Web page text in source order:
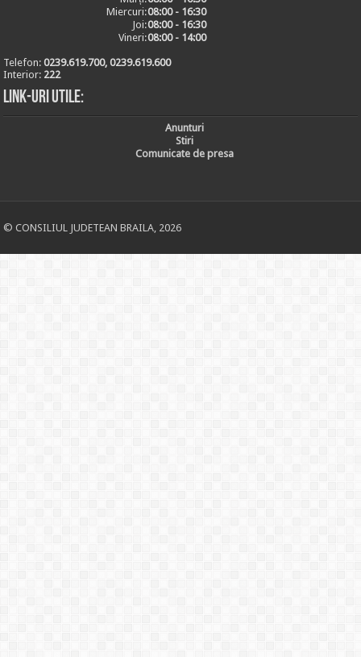
Miercuri:08:00 - 16:30
Joi:08:00 - 16:30
Vineri:08:00 - 14:00
Telefon:0239.619.700, 0239.619.600
Interior: 222
Link-uri utile:
Anunturi
Stiri
Comunicate de presa
© CONSILIUL JUDETEAN BRAILA, 2026